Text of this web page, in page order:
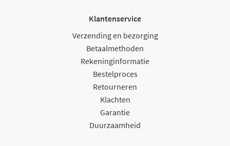
Klantenservice
Verzending en bezorging
Betaalmethoden
Rekeninginformatie
Bestelproces
Retourneren
Klachten
Garantie
Duurzaamheid